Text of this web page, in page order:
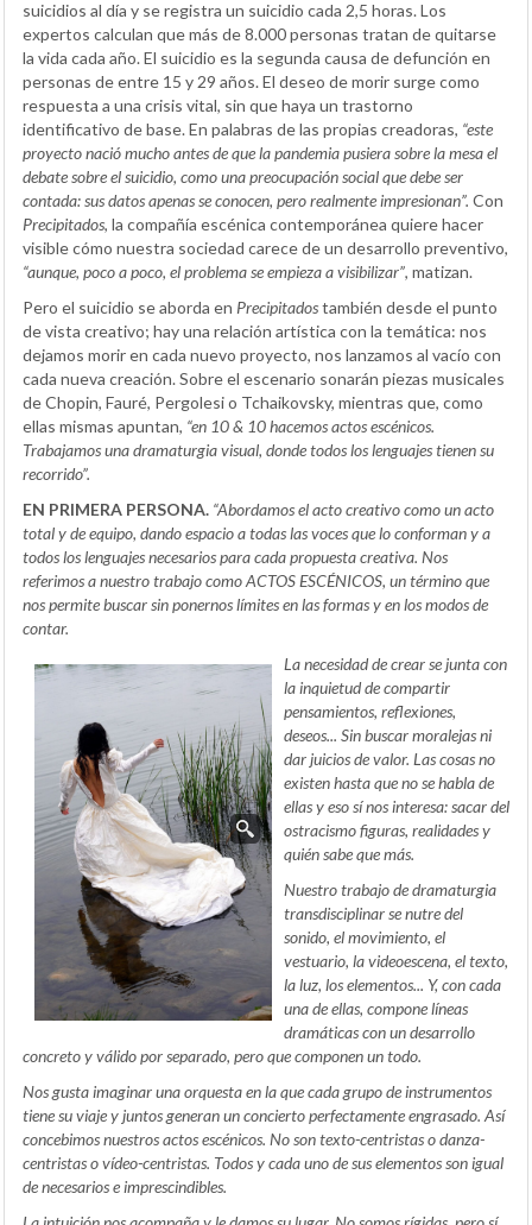
suicidios al día y se registra un suicidio cada 2,5 horas. Los
expertos calculan que más de 8.000 personas tratan de quitarse
la vida cada año. El suicidio es la segunda causa de defunción en
personas de entre 15 y 29 años. El deseo de morir surge como
respuesta a una crisis vital, sin que haya un trastorno
identificativo de base. En palabras de las propias creadoras, “este
proyecto nació mucho antes de que la pandemia pusiera sobre la mesa el
debate sobre el suicidio, como una preocupación social que debe ser
contada: sus datos apenas se conocen, pero realmente impresionan”. Con
Precipitados, la compañía escénica contemporánea quiere hacer
visible cómo nuestra sociedad carece de un desarrollo preventivo,
“aunque, poco a poco, el problema se empieza a visibilizar”, matizan.
Pero el suicidio se aborda en Precipitadostambién desde el punto
de vista creativo; hay una relación artística con la temática: nos
dejamos morir en cada nuevo proyecto, nos lanzamos al vacío con
cada nueva creación. Sobre el escenario sonarán piezas musicales
de Chopin, Fauré, Pergolesi o Tchaikovsky, mientras que, como
ellas mismas apuntan, “en 10 & 10 hacemos actos escénicos.
Trabajamos una dramaturgia visual, donde todos los lenguajes tienen su
recorrido”.
EN PRIMERA PERSONA. “Abordamos el acto creativo como un acto
total y de equipo, dando espacio a todas las voces que lo conforman y a
todos los lenguajes necesarios para cada propuesta creativa. Nos
referimos a nuestro trabajo como ACTOS ESCÉNICOS, un término que
nos permite buscar sin ponernos límites en las formas y en los modos de
contar.
La necesidad de crear se junta con
la inquietud de compartir
pensamientos, reflexiones,
deseos... Sin buscar moralejas ni
dar juicios de valor. Las cosas no
existen hasta que no se habla de
ellas y eso sí nos interesa: sacar del
ostracismo figuras, realidades y
quién sabe que más.
Nuestro trabajo de dramaturgia
transdisciplinar se nutre del
sonido, el movimiento, el
vestuario, la videoescena, el texto,
la luz, los elementos... Y, con cada
una de ellas, compone líneas
dramáticas con un desarrollo
concreto y válido por separado, pero que componen un todo.
Nos gusta imaginar una orquesta en la que cada grupo de instrumentos
tiene su viaje y juntos generan un concierto perfectamente engrasado. Así
concebimos nuestros actos escénicos. No son texto-centristas o danza-
centristas o vídeo-centristas. Todos y cada uno de sus elementos son igual
de necesarios e imprescindibles.